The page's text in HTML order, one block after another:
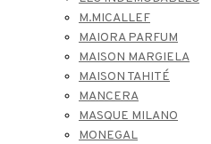
M.MICALLEF
MAIORA PARFUM
MAISON MARGIELA
MAISON TAHITÉ
MANCERA
MASQUE MILANO
MONEGAL